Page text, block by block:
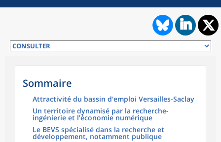
Sommaire
Attractivité du bassin d'emploi Versailles-Saclay
Un territoire dynamisé par la recherche-
ingénierie et l’économie numérique
Le BEVS spécialisé dans la recherche et
développement, notamment publique